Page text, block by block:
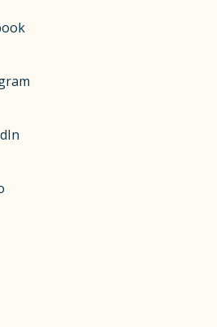
Facebookissa
Instagramissa
LinkedInissä
Vimeossa